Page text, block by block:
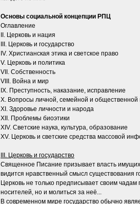
Основы социальной концепции РПЦ
Оглавление
II. Церковь и нация
III. Церковь и государство
IV. Христианская этика и светское право
V. Церковь и политика
VII. Собственность
VIII. Война и мир
IX. Преступность, наказание, исправление
Х. Вопросы личной, семейной и общественной
XI. Здоровье личности и народа
XII. Проблемы биоэтики
XIV. Светские наука, культура, образование
XV. Церковь и светские средства массовой
III. Церковь и государство
Священное Писание призывает власть имущих
видится нравственный смысл существования
Церковь не только предписывает своим
носителей, но и молиться за неё...
В современном мире государство обычно